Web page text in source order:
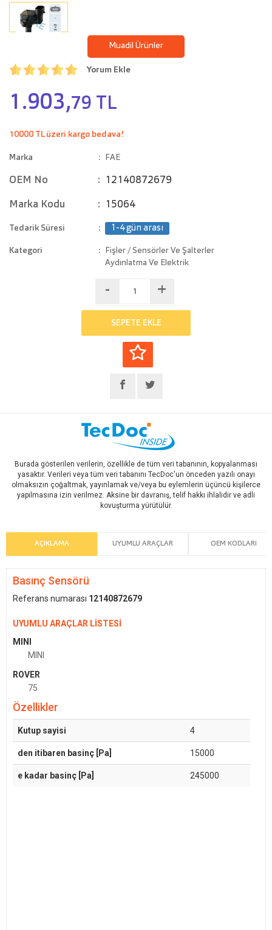
Muadil Ürünler
Yorum Ekle
1.903,79 TL
10000 TL üzeri kargo bedava!
Marka FAE
OEM No 12140872679
Marka Kodu 15064
Tedarik Süresi 1-4 gün arası
Kategori
Fişler / Sensörler Ve Şalterler
Aydınlatma Ve Elektrik
- +
SEPETE EKLE
Burada gösterilen verilerin, özellikle de tüm veri tabanının, kopyalanması
yasaktır. Verileri veya tüm veri tabanını TecDoc'un önceden yazılı onayı
olmaksızın çoğaltmak, yayınlamak ve/veya bu eylemlerin üçüncü kişilerce
yapılmasına izin verilmez. Aksine bir davranış, telif hakkı ihlalidir ve adli
kovuşturma yürütülür.
AÇIKLAMA UYUMLU ARAÇLAR OEM KODLARI
Basınç Sensörü
Referans numarası 12140872679
UYUMLU ARAÇLAR LİSTESİ
MINI
MINI
ROVER
75
Özellikler
Kutup sayisi 4
den itibaren basinç [Pa] 15000
e kadar basinç [Pa] 245000